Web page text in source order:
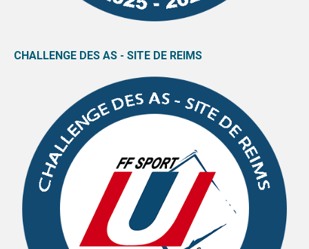
CHALLENGE DES AS - SITE DE REIMS